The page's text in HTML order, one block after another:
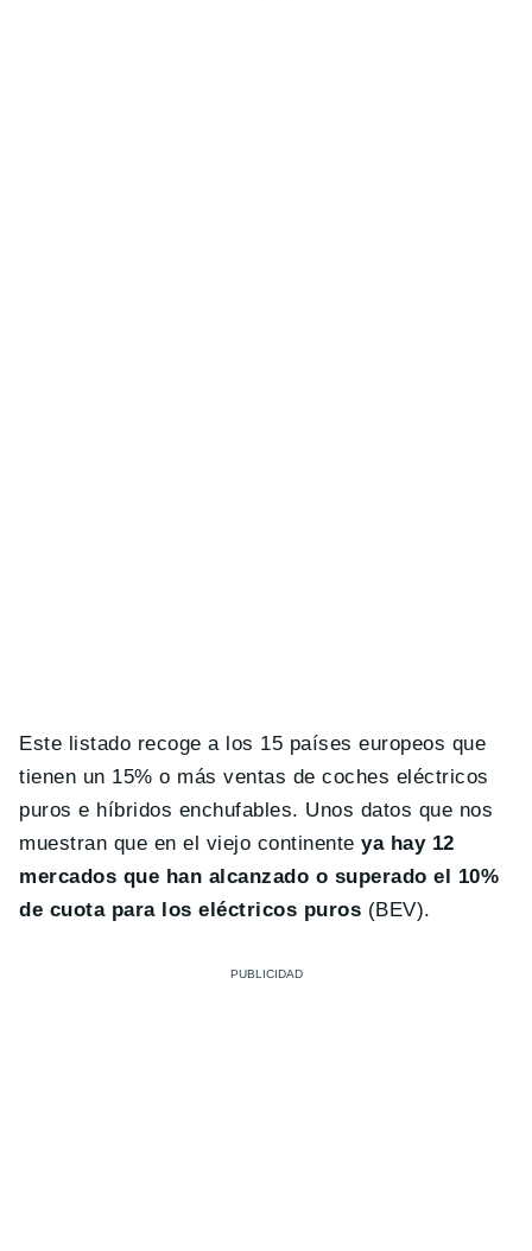
Este listado recoge a los 15 países europeos que
tienen un 15% o más ventas de coches eléctricos
puros e híbridos enchufables. Unos datos que nos
muestran que en el viejo continenteya hay 12
mercados que han alcanzado o superado el 10%
de cuota para los eléctricos puros (BEV).